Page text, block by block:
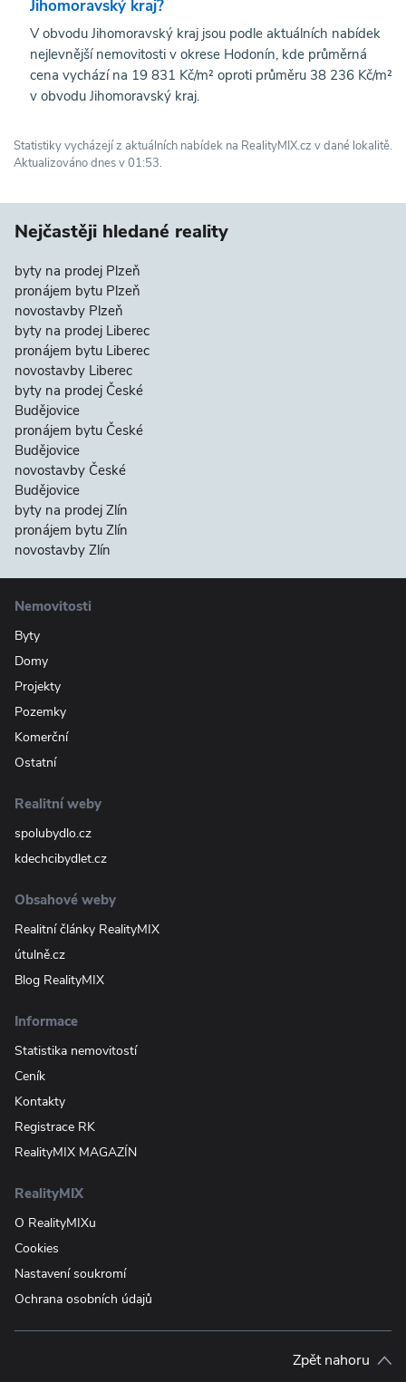
Jihomoravský kraj?
V obvodu Jihomoravský kraj jsou podle aktuálních nabídek
nejlevnější nemovitosti v okrese Hodonín, kde průměrná
cena vychází na 19 831 Kč/m² oproti průměru 38 236 Kč/m²
v obvodu Jihomoravský kraj.
Statistiky vycházejí z aktuálních nabídek na RealityMIX.cz v dané lokalitě.
Aktualizováno dnes v 01:53.
Nejčastěji hledané reality
byty na prodej Plzeň
pronájem bytu Plzeň
novostavby Plzeň
byty na prodej Liberec
pronájem bytu Liberec
novostavby Liberec
byty na prodej České
Budějovice
pronájem bytu České
Budějovice
novostavby České
Budějovice
byty na prodej Zlín
pronájem bytu Zlín
novostavby Zlín
Nemovitosti
Byty
Domy
Projekty
Pozemky
Komerční
Ostatní
Realitní weby
spolubydlo.cz
kdechcibydlet.cz
Obsahové weby
Realitní články RealityMIX
útulně.cz
Blog RealityMIX
Informace
Statistika nemovitostí
Ceník
Kontakty
Registrace RK
RealityMIX MAGAZÍN
RealityMIX
O RealityMIXu
Cookies
Nastavení soukromí
Ochrana osobních údajů
Zpět nahoru